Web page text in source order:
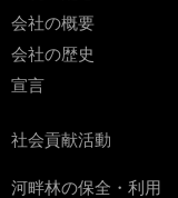
会社の概要
会社の歴史
宣言
社会貢献活動
河畔林の保全・利用